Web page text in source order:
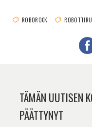
ROBOROCK
TÄMÄN UUTISEN
PÄÄTTYNYT